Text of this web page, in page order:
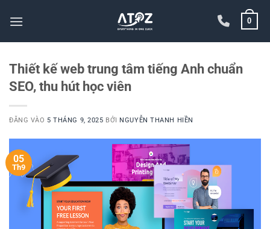
qua
0
Thiết kế web trung tâm tiếng Anh chuẩn
SEO, thu hút học viên
ĐĂNG VÀO 5 THÁNG 9, 2025 BỞI NGUYỄN THANH HIỀN
05
Th9